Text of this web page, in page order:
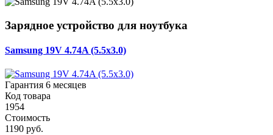
Зарядное устройство для ноутбука
Samsung 19V 4.74A (5.5x3.0)
Гарантия 6 месяцев
Код товара
1954
Стоимость
1190 руб.